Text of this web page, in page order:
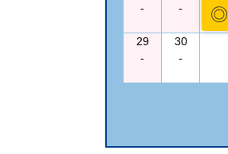
-
-
◎
29
-
30
-